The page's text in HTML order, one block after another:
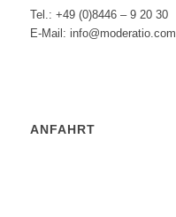
Tel.: +49 (0)8446 – 9 20 30
E-Mail: info@moderatio.com
ANFAHRT